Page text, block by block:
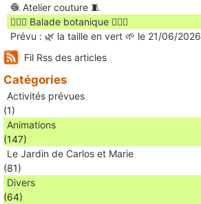
🧶 Atelier couture 🧵
🚶🏻‍♀️ Balade botanique 🚶🏻‍♂️
Prévu : 🌿 la taille en vert 🌱 le 21/06/2026
Fil Rss des articles
Catégories
Activités prévues
(1)
Animations
(147)
Le Jardin de Carlos et Marie
(81)
Divers
(64)